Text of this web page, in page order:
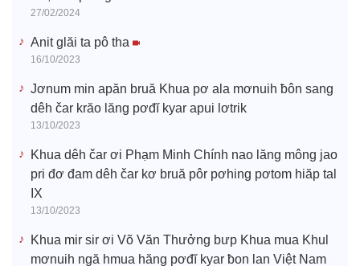
27/02/2024
Anit glăi ta pô tha
16/10/2023
Jơnum min apăn bruă Khua pơ ala mơnuih ƀôn sang
dêh čar krăo lăng pơđĭ kyar apui lơtrik
13/10/2023
Khua dêh čar ơi Phạm Minh Chính nao lăng mông jao
pri đơ đam dêh čar kơ bruă pôr pơhing pơtom hiăp tal
IX
13/10/2023
Khua mir sir ơi Võ Văn Thưởng bưp Khua mua Khul
mơnuih ngă hmua hăng pơđĭ kyar ƀon lan Việt Nam